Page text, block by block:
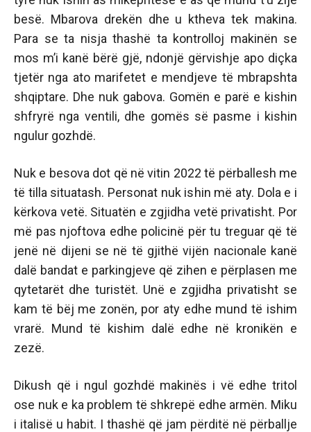
besë. Mbarova drekën dhe u ktheva tek makina.
Para se ta nisja thashë ta kontrolloj makinën se
mos m’i kanë bërë gjë, ndonjë gërvishje apo diçka
tjetër nga ato marifetet e mendjeve të mbrapshta
shqiptare. Dhe nuk gabova. Gomën e parë e kishin
shfryrë nga ventili, dhe gomës së pasme i kishin
ngulur gozhdë.
Nuk e besova dot që në vitin 2022 të përballesh me
të tilla situatash. Personat nuk ishin më aty. Dola e i
kërkova vetë. Situatën e zgjidha vetë privatisht. Por
më pas njoftova edhe policinë për tu treguar që të
jenë në dijeni se në të gjithë vijën nacionale kanë
dalë bandat e parkingjeve që zihen e përplasen me
qytetarët dhe turistët. Unë e zgjidha privatisht se
kam të bëj me zonën, por aty edhe mund të ishim
vrarë. Mund të kishim dalë edhe në kronikën e
zezë.
Dikush që i ngul gozhdë makinës i vë edhe tritol
ose nuk e ka problem të shkrepë edhe armën. Miku
i italisë u habit. I thashë që jam përditë në përballje